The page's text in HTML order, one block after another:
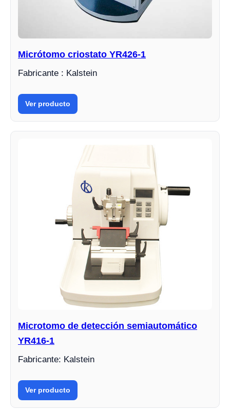
Micrótomo criostato YR426-1
Fabricante : Kalstein
Ver producto
Microtomo de detección semiautomático
YR416-1
Fabricante: Kalstein
Ver producto